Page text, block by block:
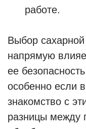
работе.
Выбор
напрямую
ее
особенно если
знакомство с
разницы между